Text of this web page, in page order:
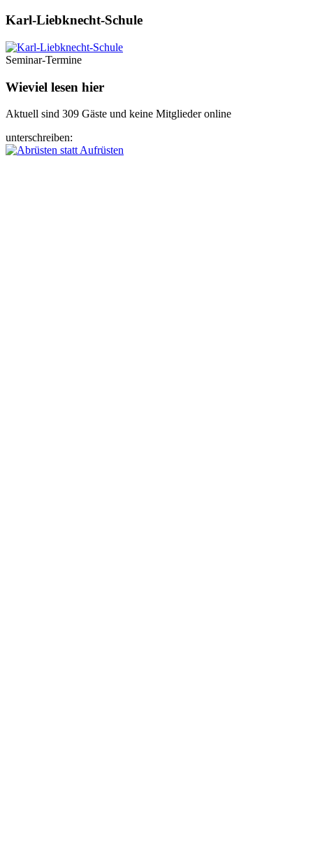
Karl-Liebknecht-­Schule
Seminar-Termine
Wieviel lesen hier
Aktuell sind 309 Gäste und keine Mitglieder online
unterschreiben: